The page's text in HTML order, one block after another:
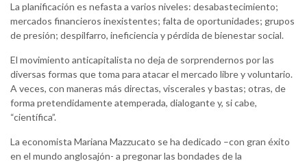
La planificación es nefasta a varios niveles: desabastecimiento;
mercados financieros inexistentes; falta de oportunidades; grupos
de presión; despilfarro, ineficiencia y pérdida de bienestar social.
El movimiento anticapitalista no deja de sorprendernos por las
diversas formas que toma para atacar el mercado libre y voluntario.
A veces, con maneras más directas, viscerales y bastas; otras, de
forma pretendidamente atemperada, dialogante y, si cabe,
“científica”.
La economista Mariana Mazzucato se ha dedicado –con gran éxito
en el mundo anglosajón- a pregonar las bondades de la